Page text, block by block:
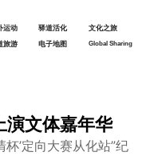
运动 驿道活化
文化之旅
旅游 电子地图 Global Sharing
演文体嘉年华
’定向大赛从化站”纪